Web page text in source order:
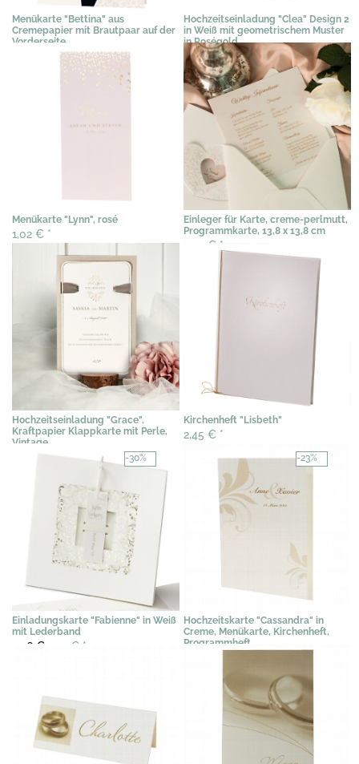
Menükarte "Bettina" aus
Cremepapier mit Brautpaar auf der
Vorderseite
Hochzeitseinladung "Clea" Design 2
in Weiß mit geometrischem Muster
in Roségold
3,58 €*
Menükarte "Lynn", rosé
1,02 € *
Einleger für Karte, creme-perlmutt,
Programmkarte, 13,8 x 13,8 cm
0,77 € *
Hochzeitseinladung "Grace",
Kraftpapier Klappkarte mit Perle,
Vintage
2,95 €*
Kirchenheft "Lisbeth"
2,45 € *
-30%
Einladungskarte "Fabienne" in Weiß
mit Lederband
2,56 € 1,79 € *
-23%
Hochzeitskarte "Cassandra" in
Creme, Menükarte, Kirchenheft,
Programmheft